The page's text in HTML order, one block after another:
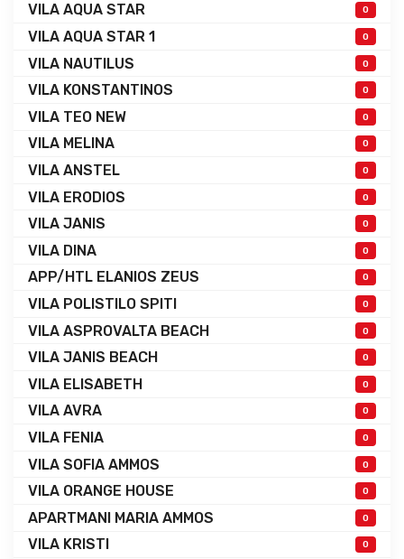
VILA AQUA STAR 0
VILA AQUA STAR 1 0
VILA NAUTILUS 0
VILA KONSTANTINOS 0
VILA TEO NEW 0
VILA MELINA 0
VILA ANSTEL 0
VILA ERODIOS 0
VILA JANIS 0
VILA DINA 0
APP/HTL ELANIOS ZEUS 0
VILA POLISTILO SPITI 0
VILA ASPROVALTA BEACH 0
VILA JANIS BEACH 0
VILA ELISABETH 0
VILA AVRA 0
VILA FENIA 0
VILA SOFIA AMMOS 0
VILA ORANGE HOUSE 0
APARTMANI MARIA AMMOS 0
VILA KRISTI 0